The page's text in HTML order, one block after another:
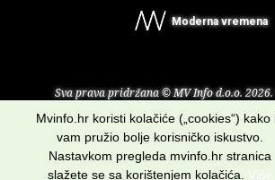
Moderna vremena
Sva prava pridržana © MV Info d.o.o.
Uvjeti korištenja
Potraži nas na:
Mvinfo.hr koristi kolačiće („cookies“) kako
vam pružio bolje korisničko iskustvo.
Nastavkom pregleda mvinfo.hr stranica
slažete se sa korištenjem kolačića. Više